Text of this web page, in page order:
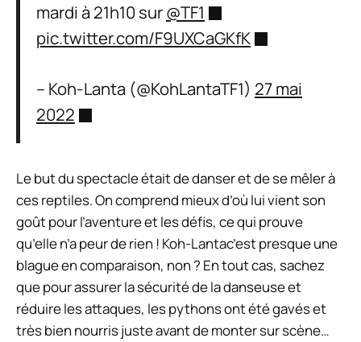
mardi à 21h10 sur@TF1
pic.twitter.com/F9UXCaGKfK
– Koh-Lanta (@KohLantaTF1) 27 mai
2022
Le but du spectacle était de danser et de se mêler à
ces reptiles. On comprend mieux d’où lui vient son
goût pour l’aventure et les défis, ce qui prouve
qu’elle n’a peur de rien ! Koh-Lantac’est presque une
blague en comparaison, non ? En tout cas, sachez
que pour assurer la sécurité de la danseuse et
réduire les attaques, les pythons ont été gavés et
très bien nourris juste avant de monter sur scène…